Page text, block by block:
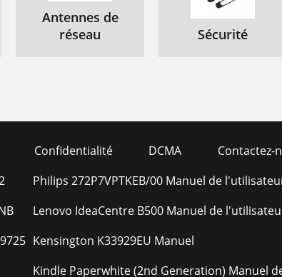
Antennes de
réseau
Sécurité
Confidentialité DCMA Contactez-
Philips 272P7VPTKEB/00 Manuel de
Lenovo IdeaCentre B500 Manuel de
Kensington K33929EU Manuel
Kindle Paperwhite (2nd Generation) Manuel